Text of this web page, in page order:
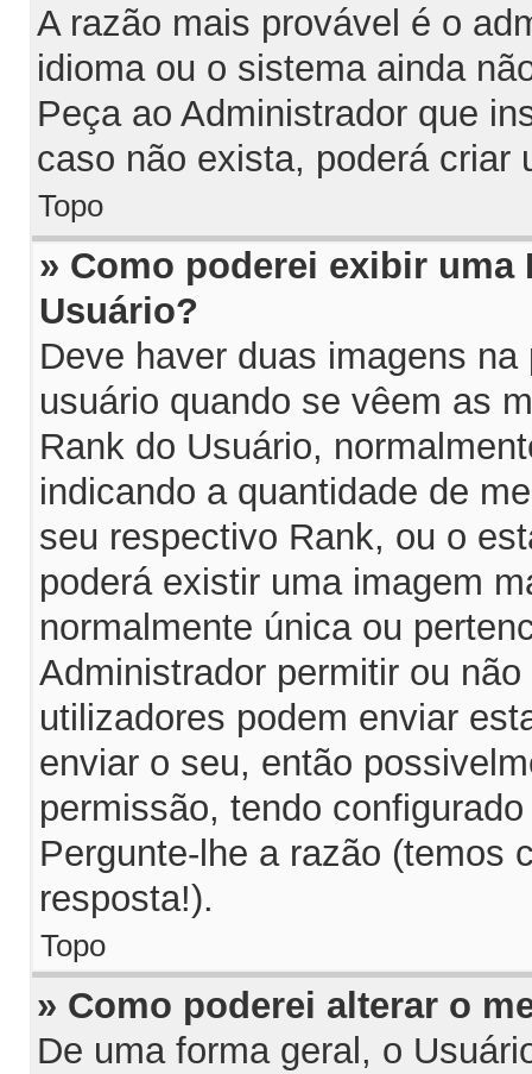
A razão mais provável é o
idioma ou o sistema ainda
Peça ao Administrador que
caso não exista, poderá criar
Topo
» Como poderei exibir uma
Usuário?
Deve haver duas imagens
usuário quando se vêem as
Rank do Usuário,
indicando a quantidade de
seu respectivo Rank, ou o
poderá existir uma imagem
normalmente única ou
Administrador permitir ou
utilizadores podem enviar
enviar o seu, então
permissão, tendo
Pergunte-lhe a razão (temos
resposta!).
Topo
» Como poderei alterar o
De uma forma geral, o